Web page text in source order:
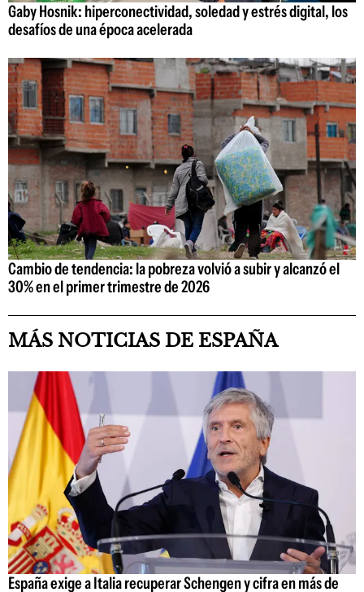
Gaby Hosnik: hiperconectividad, soledad y estrés digital, los
desafíos de una época acelerada
Cambio de tendencia: la pobreza volvió a subir y alcanzó el
30% en el primer trimestre de 2026
MÁS NOTICIAS DE ESPAÑA
España exige a Italia recuperar Schengen y cifra en más de